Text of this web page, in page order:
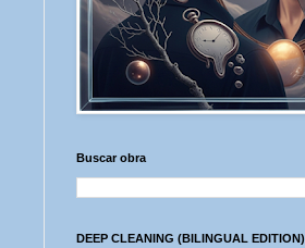
Buscar obra
DEEP CLEANING (BILINGUAL EDITION)